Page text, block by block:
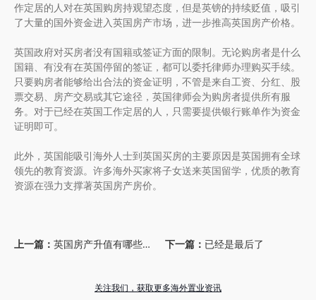
作定居的人对在英国购房持观望态度，但是英镑的持续贬值，吸引
了大量的国外资金进入英国房产市场，进一步推高英国房产价格。
英国政府对买房者没有国籍或签证方面的限制。无论购房者是什么
国籍、有没有在英国停留的签证，都可以委托律师办理购买手续。
只要购房者能够给出合法的资金证明，不管是来自工资、分红、股
票交易、房产交易或其它途径，英国律师会为购房者提供所有服
务。对于已经在英国工作定居的人，只需要提供银行账单作为资金
证明即可。
此外，英国能吸引海外人士到英国买房的主要原因是英国拥有全球
领先的教育资源。许多海外买家将子女送来英国留学，优质的教育
资源在强力支撑著英国房产房价。
上一篇： 英国房产升值有哪些方式？ 下一篇： 已经是最后了
关注我们，获取更多海外置业资讯